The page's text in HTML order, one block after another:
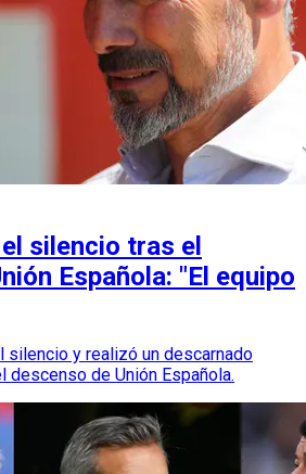
silencio tras el
Española: "El equipo
silencio y realizó un descarnado
descenso de Unión Española.